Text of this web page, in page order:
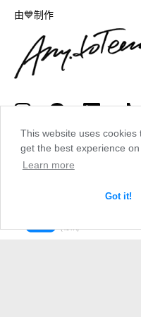
This website uses cookies
get the best experience
Learn more
Got it!
由💙制作